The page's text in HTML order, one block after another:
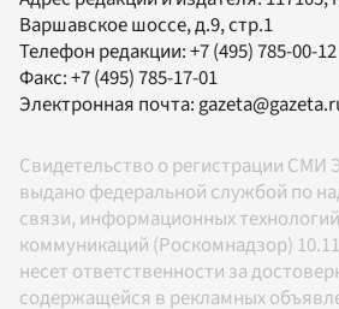
Варшавское шоссе, д.9, стр.1
Телефон редакции:+7 (495) 785-00-12
Факс:+7 (495) 785-17-01
Электронная почта:
Свидетельство о регистрации СМИ
выдано федеральной службой по
связи, информационных
коммуникаций (Роскомнадзор)
несет ответственности за
содержащейся в рекламных